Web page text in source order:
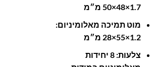
50×48×1.7‎
מ״מ
מוט תמיכה מאלומיניום:
28×55×1.2‎
מ״מ
צלעות: ‎ 8‎ יחידות